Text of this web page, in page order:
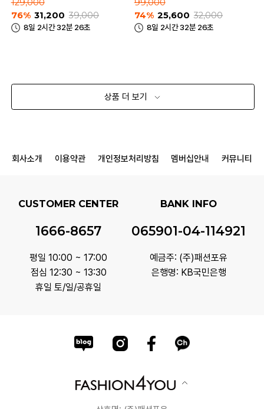
129,000
76% 31,200 39,000
8일 2시간 32분 26초
99,000
74% 25,600 32,000
8일 2시간 32분 26초
상품 더 보기
회사소개 이용약관 개인정보처리방침 멤버십안내 커뮤니티
CUSTOMER CENTER
1666-8657
평일 10:00 ~ 17:00
점심 12:30 ~ 13:30
휴일 토/일/공휴일
BANK INFO
065901-04-114921
예금주: (주)패션포유
은행명: KB국민은행